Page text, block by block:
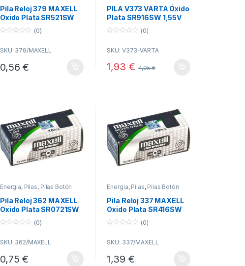
Pila Reloj 379 MAXELL
Oxido Plata SR521SW
u
f
(0)
SKU: 379/MAXELL
0,56€
PILA V373 VARTA Óxido
Plata SR916SW 1,55V
Relojes
u
o
(0)
SKU: V373-VARTA
1,93 € 4,05€
Energia, Pilas, Pilas Botón
Pila Reloj 362 MAXELL
Oxido Plata SR0721SW
u
f
(0)
SKU: 362/MAXELL
0,75€
Energia, Pilas, Pilas Botón
Pila Reloj 337 MAXELL
Oxido Plata SR416SW
u
(0)
SKU: 337/MAXELL
1,39 €